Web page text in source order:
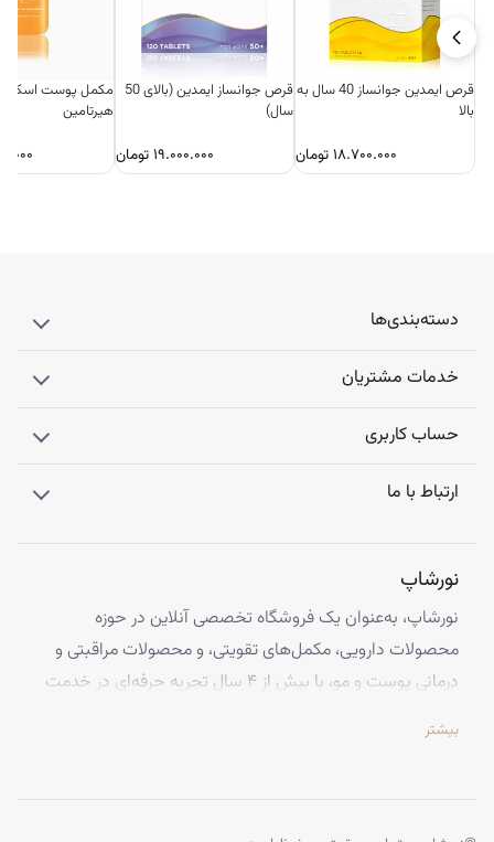
قرص ایمدین جوانساز 40 سال به
بالا
۱۸.۷۰۰.۰۰۰ تومان
قرص جوانساز ایمدین (بالای 50
سال)
۱۹.۰۰۰.۰۰۰تومان
مکمل پوست اسکین
هیرتامین
دسته‌بندی‌ها
خدمات مشتریان
حساب کاربری
ارتباط با ما
نورشاپ
نورشاپ، به‌عنوان یک فروشگاه تخصصی آنلاین در حوزه
محصولات دارویی، مکمل‌های تقویتی، و محصولات مراقبتی و
درمانی پوست و مو، با بیش از ۴ سال تجربه حرفه‌ای در خدمت
برندهای اروپایی تهیه کرده و اصالت کالاها را با ضمانت کامل
بیشتر